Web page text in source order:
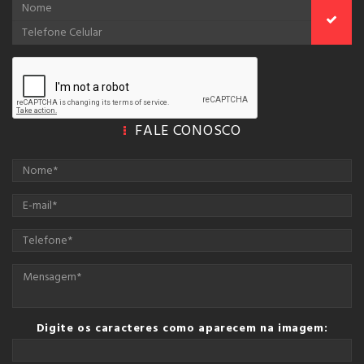
da
foi a
com a
tarde, quando houver acordo, venha a dizer.
FALE CONOSCO
Digite os caracteres como aparecem na imagem: